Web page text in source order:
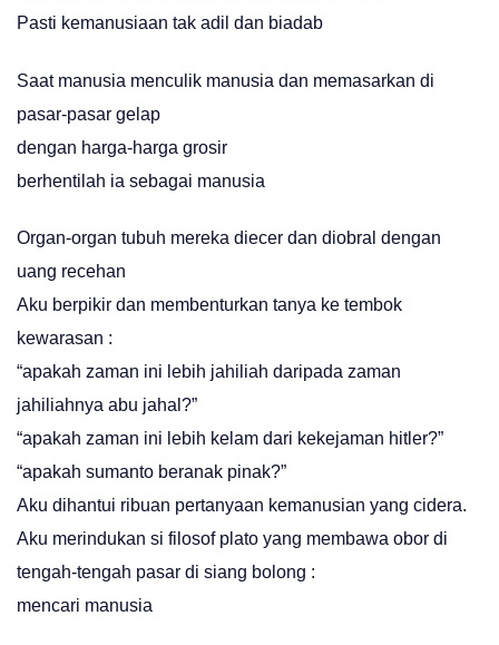
Pasti kemanusiaan tak adil dan biadab
Saat manusia menculik manusia dan memasarkan di
pasar-pasar gelap
dengan harga-harga grosir
berhentilah ia sebagai manusia
Organ-organ tubuh mereka diecer dan diobral dengan
uang recehan
Aku berpikir dan membenturkan tanya ke tembok
kewarasan :
“apakah zaman ini lebih jahiliah daripada zaman
jahiliahnya abu jahal?”
“apakah zaman ini lebih kelam dari kekejaman hitler?”
“apakah sumanto beranak pinak?”
Aku dihantui ribuan pertanyaan kemanusian yang cidera.
Aku merindukan si filosof plato yang membawa obor di
tengah-tengah pasar di siang bolong :
mencari manusia